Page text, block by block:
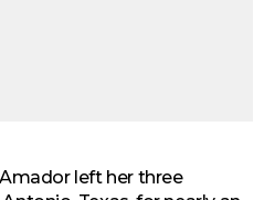
left her three